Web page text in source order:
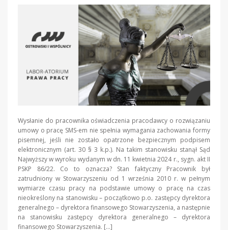
Wysłanie do pracownika oświadczenia pracodawcy o rozwiązaniu
umowy o pracę SMS-em nie spełnia wymagania zachowania formy
pisemnej, jeśli nie zostało opatrzone bezpiecznym podpisem
elektronicznym (art. 30 § 3 k.p.). Na takim stanowisku stanął Sąd
Najwyższy w wyroku wydanym w dn. 11 kwietnia 2024 r., sygn. akt II
PSKP 86/22. Co to oznacza? Stan faktyczny Pracownik był
zatrudniony w Stowarzyszeniu od 1 września 2010 r. w pełnym
wymiarze czasu pracy na podstawie umowy o pracę na czas
nieokreślony na stanowisku – początkowo p.o. zastępcy dyrektora
generalnego – dyrektora finansowego Stowarzyszenia, a następnie
na stanowisku zastępcy dyrektora generalnego – dyrektora
finansowego Stowarzyszenia. […]